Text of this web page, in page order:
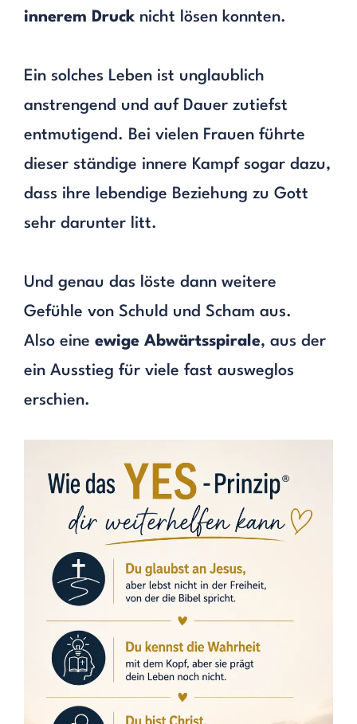
innerem Druck nicht lösen konnten.
Ein solches Leben ist unglaublich
anstrengend und auf Dauer zutiefst
entmutigend. Bei vielen Frauen führte
dieser ständige innere Kampf sogar dazu,
dass ihre lebendige Beziehung zu Gott
sehr darunter litt.
Und genau das löste dann weitere
Gefühle von Schuld und Scham aus.
Also eine ewige Abwärtsspirale, aus der
ein Ausstieg für viele fast ausweglos
erschien.